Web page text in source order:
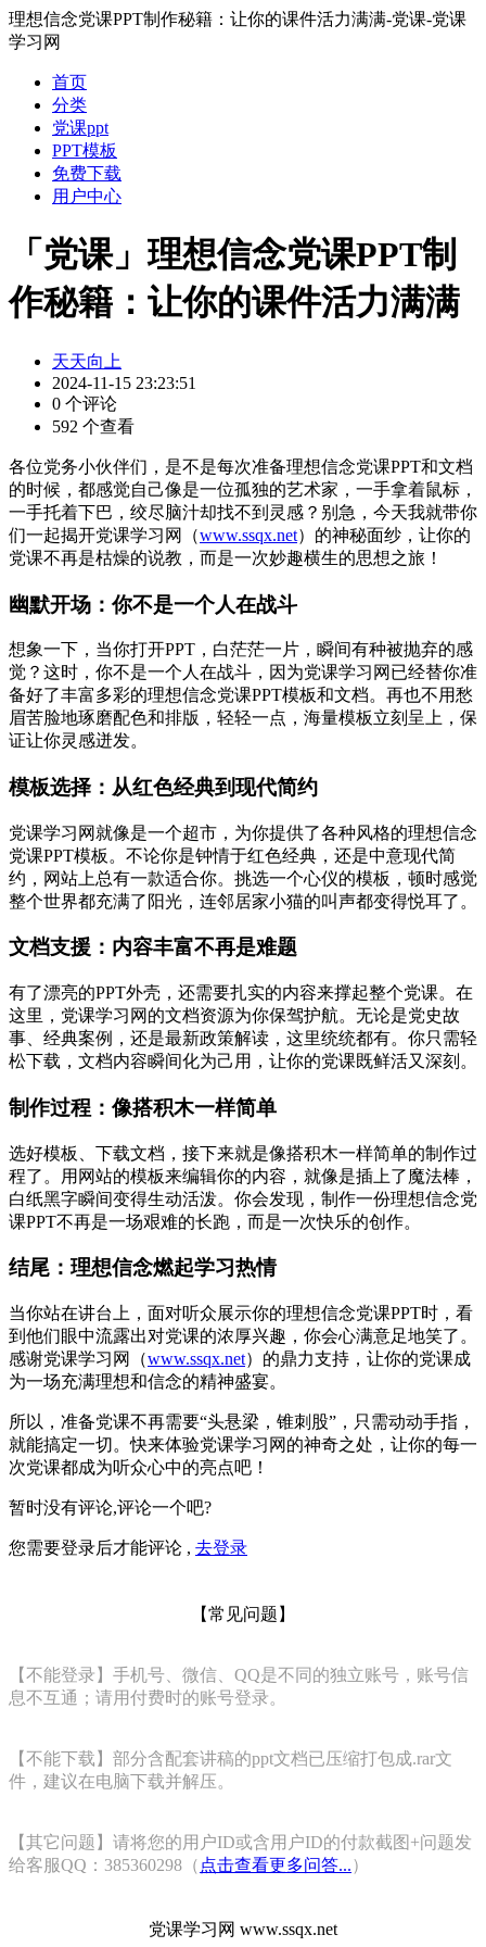
理想信念党课PPT制作秘籍：让你的课件活力满满-党课-党课
学习网
首页
分类
党课ppt
PPT模板
免费下载
用户中心
「党课」理想信念党课PPT制
作秘籍：让你的课件活力满满
天天向上
2024-11-15 23:23:51
0 个评论
592 个查看
各位党务小伙伴们，是不是每次准备理想信念党课PPT和文档
的时候，都感觉自己像是一位孤独的艺术家，一手拿着鼠标，
一手托着下巴，绞尽脑汁却找不到灵感？别急，今天我就带你
们一起揭开党课学习网（www.ssqx.net）的神秘面纱，让你的
党课不再是枯燥的说教，而是一次妙趣横生的思想之旅！
幽默开场：你不是一个人在战斗
想象一下，当你打开PPT，白茫茫一片，瞬间有种被抛弃的感
觉？这时，你不是一个人在战斗，因为党课学习网已经替你准
备好了丰富多彩的理想信念党课PPT模板和文档。再也不用愁
眉苦脸地琢磨配色和排版，轻轻一点，海量模板立刻呈上，保
证让你灵感迸发。
模板选择：从红色经典到现代简约
党课学习网就像是一个超市，为你提供了各种风格的理想信念
党课PPT模板。不论你是钟情于红色经典，还是中意现代简
约，网站上总有一款适合你。挑选一个心仪的模板，顿时感觉
整个世界都充满了阳光，连邻居家小猫的叫声都变得悦耳了。
文档支援：内容丰富不再是难题
有了漂亮的PPT外壳，还需要扎实的内容来撑起整个党课。在
这里，党课学习网的文档资源为你保驾护航。无论是党史故
事、经典案例，还是最新政策解读，这里统统都有。你只需轻
松下载，文档内容瞬间化为己用，让你的党课既鲜活又深刻。
制作过程：像搭积木一样简单
选好模板、下载文档，接下来就是像搭积木一样简单的制作过
程了。用网站的模板来编辑你的内容，就像是插上了魔法棒，
白纸黑字瞬间变得生动活泼。你会发现，制作一份理想信念党
课PPT不再是一场艰难的长跑，而是一次快乐的创作。
结尾：理想信念燃起学习热情
当你站在讲台上，面对听众展示你的理想信念党课PPT时，看
到他们眼中流露出对党课的浓厚兴趣，你会心满意足地笑了。
感谢党课学习网（www.ssqx.net）的鼎力支持，让你的党课成
为一场充满理想和信念的精神盛宴。
所以，准备党课不再需要“头悬梁，锥刺股”，只需动动手指，
就能搞定一切。快来体验党课学习网的神奇之处，让你的每一
次党课都成为听众心中的亮点吧！
暂时没有评论,评论一个吧?
您需要登录后才能评论 , 去登录
【常见问题】
【不能登录】手机号、微信、QQ是不同的独立账号，账号信
息不互通；请用付费时的账号登录。
【不能下载】部分含配套讲稿的ppt文档已压缩打包成.rar文
件，建议在电脑下载并解压。
【其它问题】请将您的用户ID或含用户ID的付款截图+问题发
给客服QQ：385360298（ 点击查看更多问答...）
党课学习网 www.ssqx.net